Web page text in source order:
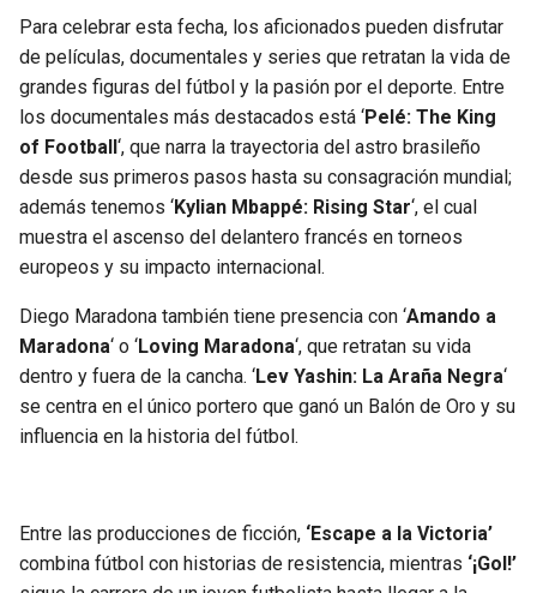
Para celebrar esta fecha, los aficionados pueden disfrutar
de películas, documentales y series que retratan la vida de
grandes figuras del fútbol y la pasión por el deporte. Entre
los documentales más destacados está ‘Pelé: The King
of Football ‘, que narra la trayectoria del astro brasileño
desde sus primeros pasos hasta su consagración mundial;
además tenemos ‘Kylian Mbappé: Rising Star‘, el cual
muestra el ascenso del delantero francés en torneos
europeos y su impacto internacional.
Diego Maradona también tiene presencia con ‘Amando a
Maradona‘ o ‘Loving Maradona‘, que retratan su vida
dentro y fuera de la cancha. ‘Lev Yashin: La Araña Negra‘
se centra en el único portero que ganó un Balón de Oro y su
influencia en la historia del fútbol.
Entre las producciones de ficción, ‘Escape a la Victoria’
combina fútbol con historias de resistencia, mientras ‘¡Gol!’